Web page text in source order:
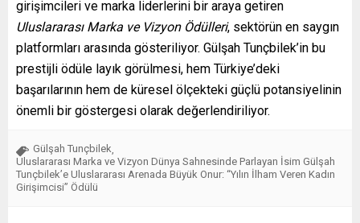
girişimcileri ve marka liderlerini bir araya getiren
Uluslararası Marka ve Vizyon Ödülleri, sektörün en saygın
platformları arasında gösteriliyor. Gülşah Tunçbilek’in bu
prestijli ödüle layık görülmesi, hem Türkiye’deki
başarılarının hem de küresel ölçekteki güçlü potansiyelinin
önemli bir göstergesi olarak değerlendiriliyor.
Gülşah Tunçbilek
Uluslararası Marka ve Vizyon Dünya Sahnesinde Parlayan İsim Gülşah
Tunçbilek’e Uluslararası Arenada Büyük Onur: “Yılın İlham Veren Kadın
Girişimcisi” Ödülü